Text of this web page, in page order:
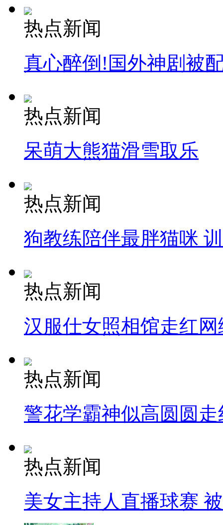
热点新闻
真心醉倒!国外神剧被
热点新闻
呆萌大熊猫滑雪取乐
热点新闻
狗教练陪伴最胖猫咪
热点新闻
汉服仕女照相馆走红网
热点新闻
警花学霸神似高圆圆走
热点新闻
美女主持人直播球赛